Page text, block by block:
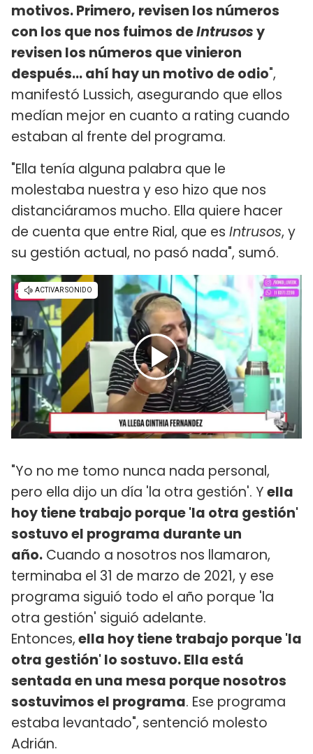
motivos. Primero, revisen los números
con los que nos fuimos deIntrusosy
revisen los números que vinieron
después... ahí hay un motivo de odio",
manifestó Lussich, asegurando que ellos
medían mejor en cuanto a rating cuando
estaban al frente del programa.
"Ella tenía alguna palabra que le
molestaba nuestra y eso hizo que nos
distanciáramos mucho. Ella quiere hacer
de cuenta que entre Rial, que es Intrusos, y
su gestión actual, no pasó nada", sumó.
"Yo no me tomo nunca nada personal,
pero ella dijo un día 'la otra gestión'. Yella
hoy tiene trabajo porque 'la otra gestión'
sostuvo el programa durante un
año. Cuando a nosotros nos llamaron,
terminaba el 31 de marzo de 2021, y ese
programa siguió todo el año porque 'la
otra gestión' siguió adelante.
Entonces,ella hoy tiene trabajo porque 'la
otra gestión' lo sostuvo. Ella está
sentada en una mesa porque nosotros
sostuvimos el programa. Ese programa
estaba levantado", sentenció molesto
Adrián.